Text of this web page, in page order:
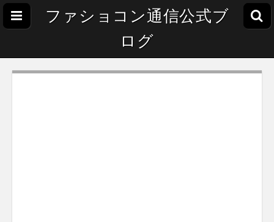
ファショコン通信公式ブ
ログ